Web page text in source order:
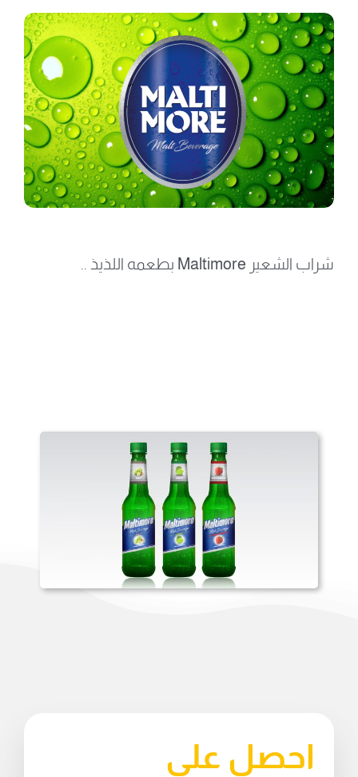
English
شراب الشعير Maltimore بطعمه اللذيذ ..
احصل على